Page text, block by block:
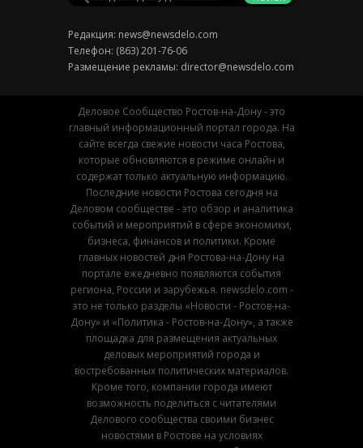
Редакция: news@newsdelo.com
Телефон: (863) 201-76-06
Размещение рекламы: director@newsdelo.com
Деловое Сообщество Ростов-на-Дону - это
главный информационный портал города. На
сайте всегда свежие новости часа Ростова,
которые обновляются в режиме онлайн и
содержат только актуальную информацию.
Последние новости Ростова сегодня на
Деловом сообществе - это обзор и аналитика
событий и мероприятий в сфере экономики,
бизнеса, финансов и политики. Кроме
главных новостей дня Ростова-на-Дону на
портале ежедневно появляются события
региона, России и зарубежья. newsdelo.com -
это не только разделы «Новости - Ростов-на-
Дону» и «Политика - Ростов-на-Дону», а также
площадка для размещения актуальных
деловых мероприятий города и
востребованных политических материалов.
Кроме того, компании города имеют
возможность поделиться с читателями
Делового сообщества своими бизнес
новостями в Ростове на условиях